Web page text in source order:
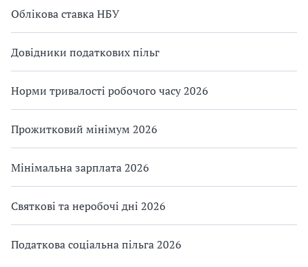
Облікова ставка НБУ
Довідники податкових пільг
Норми тривалості робочого часу 2026
Прожитковий мінімум 2026
Мінімальна зарплата 2026
Святкові та неробочі дні 2026
Податкова соціальна пільга 2026